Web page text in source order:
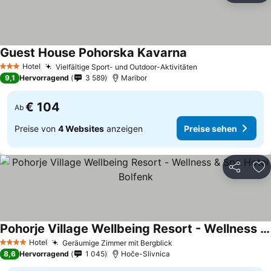
3 SterneHotel Vielfältige Sport- und Outdoor-Aktivitäten
Guest House Pohorska Kavarna
9,1 Hervorragend 3 589 Maribor
Ab € 104
Preise von 4 Websites anzeigen Preise sehen
Teilen
4 Sterne Hotel Geräumige Zimmer mit Bergblick
Pohorje Village Wellbeing Resort - Wellness & Spa Hotel Bolfenk
8,6 Hervorragend 1 045 Hoče-Slivnica